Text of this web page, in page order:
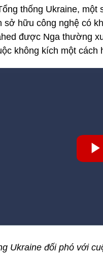
thống Ukraine, một
sở hữu công nghệ có
được Nga thường
không kích một cách
Ukraine đối phó với